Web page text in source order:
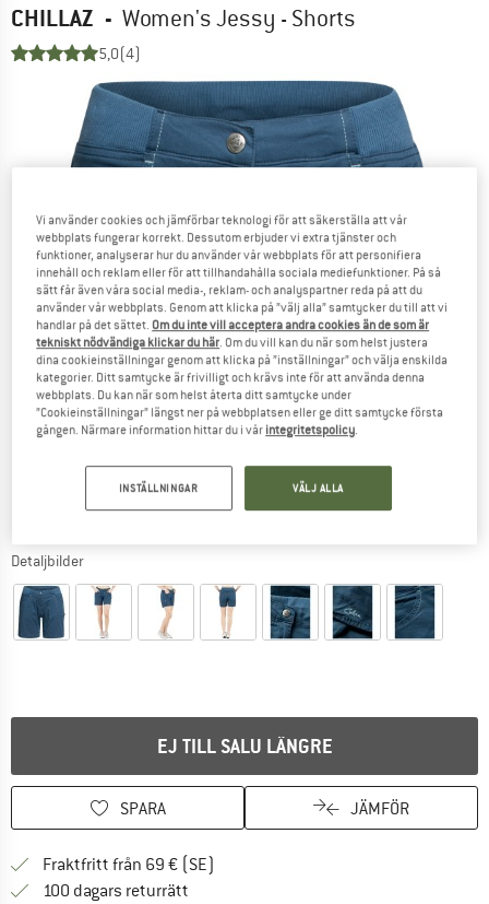
CHILLAZ - Women's Jessy - Shorts
5,0(4)
Detaljbilder
EJ TILL SALU LÄNGRE
SPARA JÄMFÖR
Fraktfritt från 69 € (SE)
100 dagars returrätt
Vi använder cookies och jämförbar teknologi för att säkerställa att vår
webbplats fungerar korrekt. Dessutom erbjuder vi extra tjänster och
funktioner, analyserar hur du använder vår webbplats för att personifiera
innehåll och reklam eller för att tillhandahålla sociala mediefunktioner. På så
sätt får även våra social media-, reklam- och analyspartner reda på att du
använder vår webbplats. Genom att klicka på ”välj alla” samtycker du till att vi
handlar på det sättet. Om du inte vill acceptera andra cookies än de som är
tekniskt nödvändiga klickar du här . Om du vill kan du när som helst justera
dina cookieinställningar genom att klicka på ”inställningar” och välja enskilda
kategorier. Ditt samtycke är frivilligt och krävs inte för att använda denna
webbplats. Du kan när som helst återta ditt samtycke under
”Cookieinställningar” längst ner på webbplatsen eller ge ditt samtycke första
gången. Närmare information hittar du i vår integritetspolicy
INSTÄLLNINGAR VÄLJ ALLA